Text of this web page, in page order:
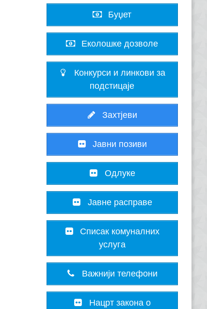
Буџет
Еколошке дозволе
Конкурси и линкови за
подстицаје
Захтјеви
Јавни позиви
Одлуке
Јавне расправе
Списак комуналних
услуга
Важнији телефони
Нацрт закона о